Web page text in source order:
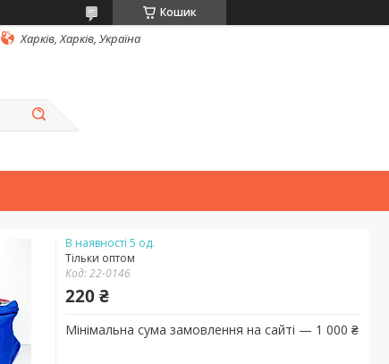
Кошик
Харків, Харків, Україна
В наявності 5 од.
Тільки оптом
Код:22-0146
220 ₴
Мінімальна сума замовлення на сайті — 1 000 ₴